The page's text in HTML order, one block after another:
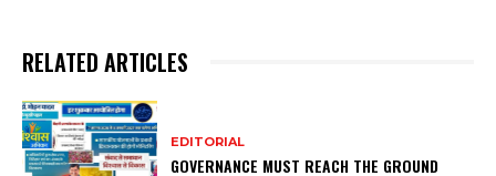
RELATED ARTICLES
EDITORIAL
GOVERNANCE MUST REACH THE GROUND